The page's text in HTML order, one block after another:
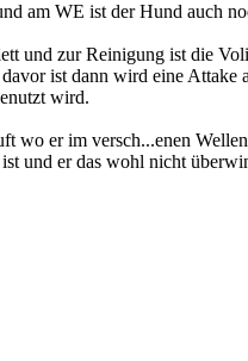
am WE ist der Hund auch
und zur Reinigung ist die
ist dann wird eine
wird.
wo er im versch...enen
und er das wohl nicht